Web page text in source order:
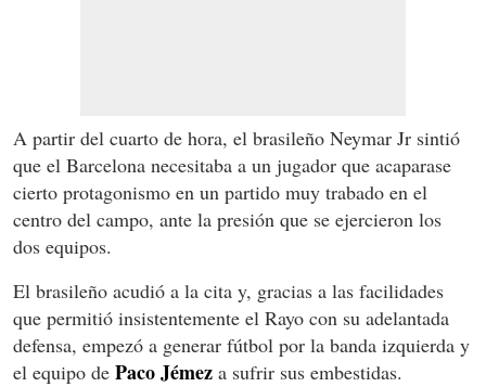
A partir del cuarto de hora, el brasileño Neymar Jr sintió
que el Barcelona necesitaba a un jugador que acaparase
cierto protagonismo en un partido muy trabado en el
centro del campo, ante la presión que se ejercieron los
dos equipos.
El brasileño acudió a la cita y, gracias a las facilidades
que permitió insistentemente el Rayo con su adelantada
defensa, empezó a generar fútbol por la banda izquierda y
el equipo de Paco Jémez a sufrir sus embestidas.